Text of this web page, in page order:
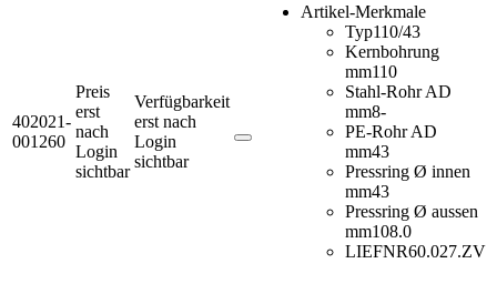
402021-
001260
Preis
erst
nach
Login
sichtbar
Verfügbarkeit
erst nach
Login
sichtbar
Artikel-Merkmale
Typ110/43
Kernbohrung
mm110
Stahl-Rohr AD
mm8-
PE-Rohr AD
mm43
Pressring Ø innen
mm43
Pressring Ø aussen
mm108.0
LIEFNR60.027.ZV